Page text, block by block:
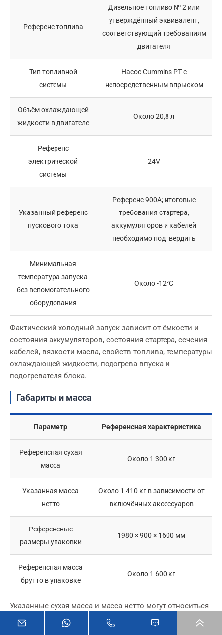
Референс топлива
Дизельное топливо № 2 или
утверждённый эквивалент,
соответствующий требованиям
двигателя
Тип топливной
системы
Насос Cummins PT с
непосредственным впрыском
Объём охлаждающей
жидкости в двигателе
Около 20,8 л
Референс
электрической
системы
24V
Указанный референс
пускового тока
Референс 900A; итоговые
требования стартера,
аккумуляторов и кабелей
необходимо подтвердить
Минимальная
температура запуска
без вспомогательного
оборудования
Около -12°C
Фактический холодный запуск зависит от ёмкости и
состояния аккумуляторов, состояния стартера, сечения
кабелей, вязкости масла, свойств топлива, температуры
охлаждающей жидкости, подогрева впуска и
подогревателя блока.
Габариты и масса
Параметр Референсная характеристика
Референсная сухая
масса
Около 1 300 кг
Указанная масса
нетто
Около 1 410 кг в зависимости от
включённых аксессуаров
Референсные
размеры упаковки
1980 × 900 × 1600 мм
Референсная масса
брутто в упаковке
Около 1 600 кг
Указанные сухая масса и масса нетто могут относиться
к разным комплектам аксессуаров. Перед расчётом
рамы, подъёма или перевозки подтвердите, входят ли